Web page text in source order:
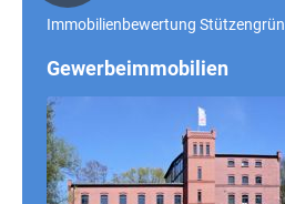
Immobilienbewertung Stützengrün
Gewerbeimmobilien